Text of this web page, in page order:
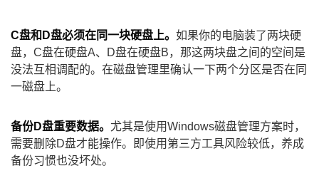
C盘和D盘必须在同一块硬盘上。 如果你的电脑装了两块硬
盘，C盘在硬盘A、D盘在硬盘B，那这两块盘之间的空间是
没法互相调配的。在磁盘管理里确认一下两个分区是否在同
一磁盘上。
备份D盘重要数据。 尤其是使用Windows磁盘管理方案时，
需要删除D盘才能操作。即使用第三方工具风险较低，养成
备份习惯也没坏处。